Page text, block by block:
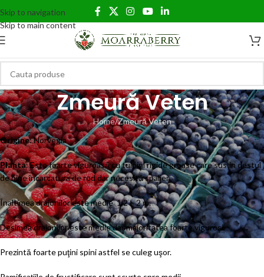
Skip to navigation
Skip to main content
Zmeură Veten
Home Zmeură Veten
Origine: Norvegia
Planta: Este foarte viguroasă cu tulpini rigide groase care susţin destul
de bine încarcatura de rod dar necesită spalier.
Înaltimea drajonilor este medie 1,2 – 2 m.
Desimea drajonilor este medie dar majoritatea foarte viguroşi.
Prezintă foarte puţini spini astfel se culeg uşor.